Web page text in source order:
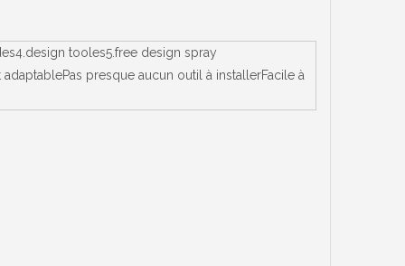
tooles5.free design spray
presque aucun outil à installerFacile à